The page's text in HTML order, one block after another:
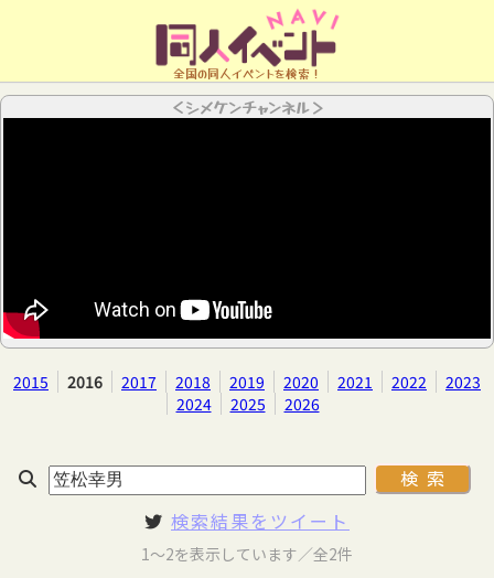
全国の同人イベントを検索！
＜シメケンチャンネル＞
2015 2016 2017 2018 2019 2020 2021 2022
2023
2024
2025 2026
検索結果をツイート
1～2を表示しています／全2件